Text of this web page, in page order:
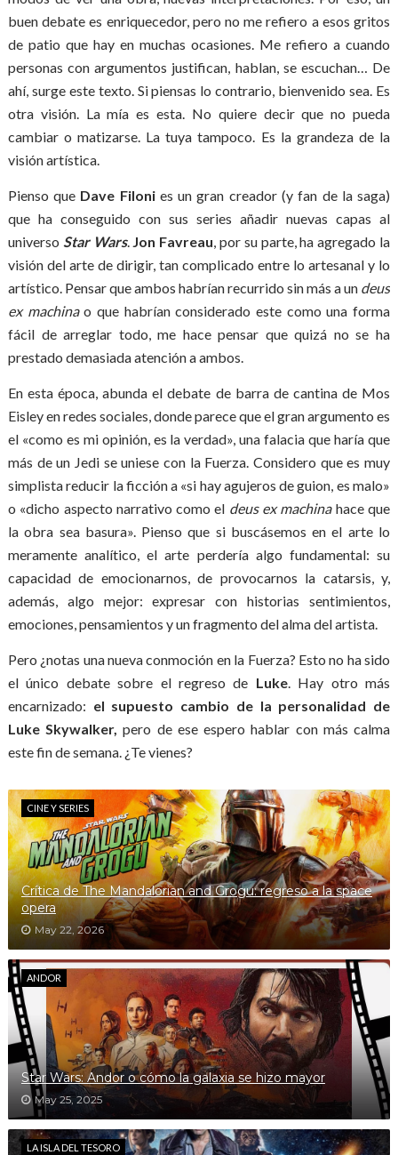
buen debate es enriquecedor, pero no me refiero a esos gritos
de patio que hay en muchas ocasiones. Me refiero a cuando
personas con argumentos justifican, hablan, se escuchan… De
ahí, surge este texto. Si piensas lo contrario, bienvenido sea. Es
otra visión. La mía es esta. No quiere decir que no pueda
cambiar o matizarse. La tuya tampoco. Es la grandeza de la
visión artística.
Pienso que Dave Filoni es un gran creador (y fan de la saga)
que ha conseguido con sus series añadir nuevas capas al
universo Star Wars. Jon Favreau, por su parte, ha agregado la
visión del arte de dirigir, tan complicado entre lo artesanal y lo
artístico. Pensar que ambos habrían recurrido sin más a un deus
ex machinao que habrían considerado este como una forma
fácil de arreglar todo, me hace pensar que quizá no se ha
prestado demasiada atención a ambos.
En esta época, abunda el debate de barra de cantina de Mos
Eisley en redes sociales, donde parece que el gran argumento es
el «como es mi opinión, es la verdad», una falacia que haría que
más de un Jedi se uniese con la Fuerza. Considero que es muy
simplista reducir la ficción a «si hay agujeros de guion, es malo»
o «dicho aspecto narrativo como el deus ex machina hace que
la obra sea basura». Pienso que si buscásemos en el arte lo
meramente analítico, el arte perdería algo fundamental: su
capacidad de emocionarnos, de provocarnos la catarsis, y,
además, algo mejor: expresar con historias sentimientos,
emociones, pensamientos y un fragmento del alma del artista.
Pero ¿notas una nueva conmoción en la Fuerza? Esto no ha sido
el único debate sobre el regreso de Luke. Hay otro más
encarnizado: el supuesto cambio de la personalidad de
Luke Skywalker, pero de ese espero hablar con más calma
este fin de semana. ¿Te vienes?
CINE Y SERIES
Crítica de The Mandalorian and Grogu: regreso a la space
opera
May 22, 2026
ANDOR
Star Wars: Andor o cómo la galaxia se hizo mayor
May 25, 2025
LA ISLA DEL TESORO